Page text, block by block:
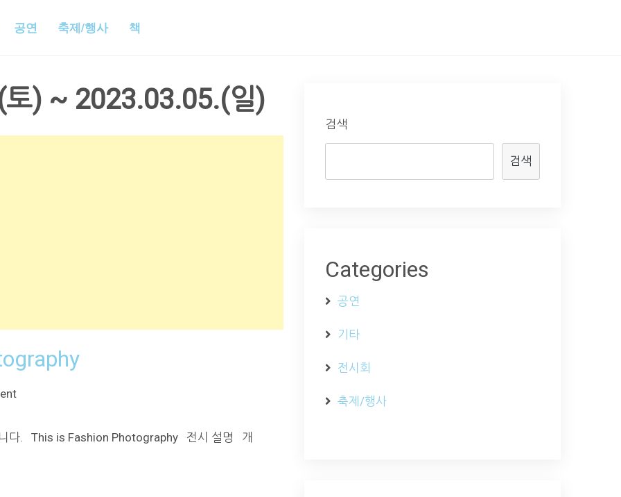
공연 축제/행사 책
) ~ 2023.03.05.(일)
니다. This is Fashion Photography 전시 설명 개
검색
검색
Categories
공연
기타
전시회
축제/행사